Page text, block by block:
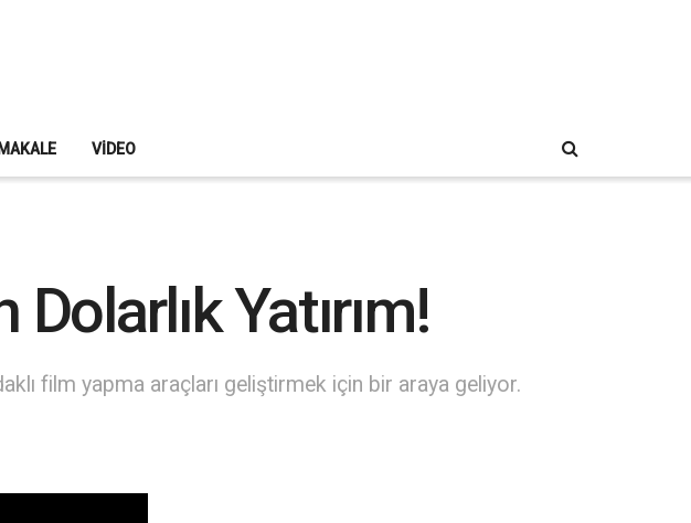
MAKALE VIDEO
Yatırım!
film yapma araçları geliştirmek için bir araya geliyor.